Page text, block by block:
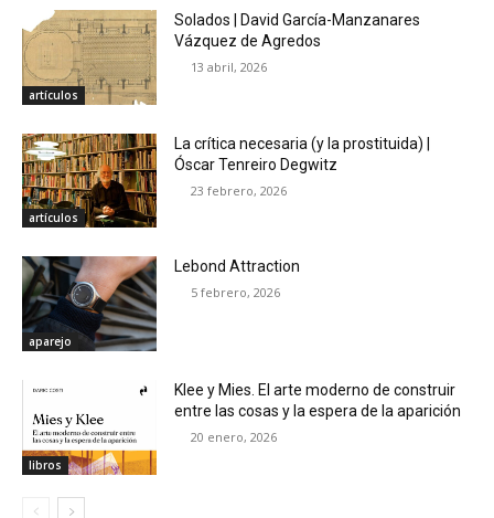
artículos
Solados | David García-Manzanares
Vázquez de Agredos
13 abril, 2026
artículos
La crítica necesaria (y la prostituida) |
Óscar Tenreiro Degwitz
23 febrero, 2026
aparejo
Lebond Attraction
5 febrero, 2026
libros
Klee y Mies. El arte moderno de construir
entre las cosas y la espera de la aparición
20 enero, 2026